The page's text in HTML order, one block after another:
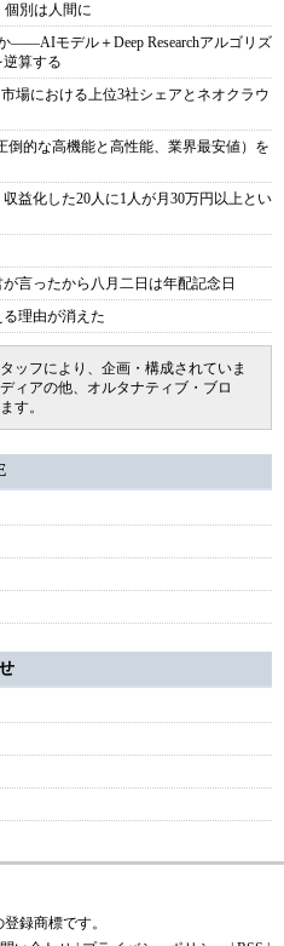
別は人間に
――AIモデル＋Deep Researchアルゴリズ
算する
場における上位3社シェアとネオクラウ
倒的な高機能と高性能、業界最安値）を
益化した20人に1人が月30万円以上とい
言ったから八月二日は年配記念日
理由が消えた
ッフにより、企画・構成されていま
ィアの他、オルタナティブ・ブロ
す。
録商標です。